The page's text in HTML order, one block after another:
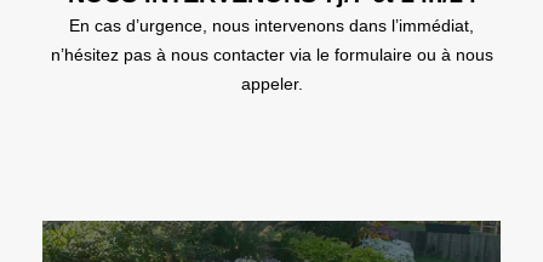
En cas d’urgence, nous intervenons dans l’immédiat,
n’hésitez pas à nous contacter via le formulaire ou à nous
appeler.